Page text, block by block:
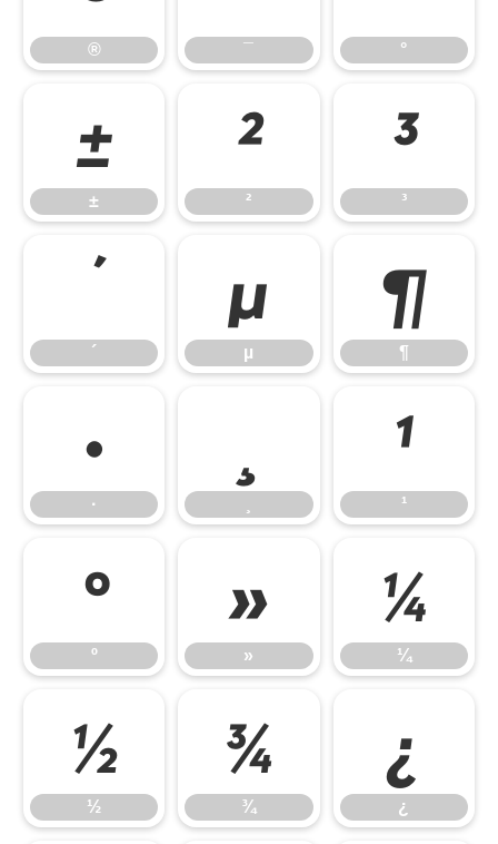
® ¯ °
±
±
²
²
³
³
´
´
µ
µ
¶
¶
·
·
¸ ¹
¹
º
º
»
»
¼
¼
½
½
¾
¾
¿
¿